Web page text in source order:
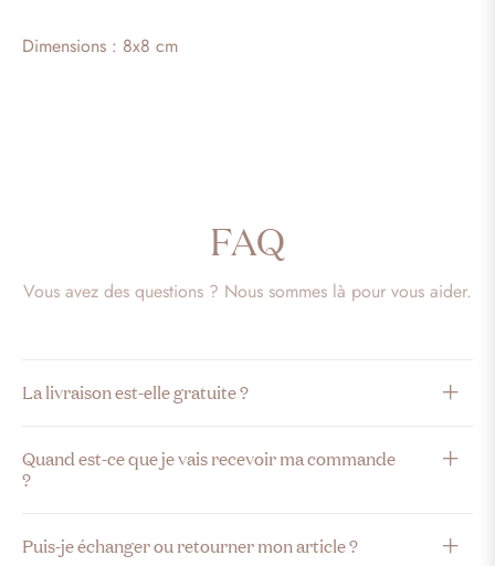
Dimensions : 8x8 cm
FAQ
Vous avez des questions ? Nous sommes là pour vous aider.
La livraison est-elle gratuite ?
Quand est-ce que je vais recevoir ma commande
?
Puis-je échanger ou retourner mon article ?